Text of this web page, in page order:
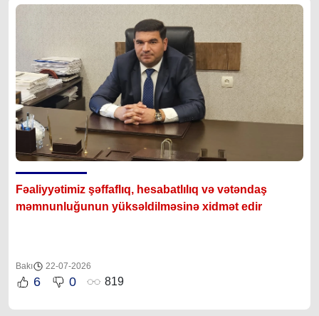
Fəaliyyətimiz şəffaflıq, hesabatlılıq və vətəndaş
məmnunluğunun yüksəldilməsinə xidmət edir
Bakı 22-07-2026
6 0 819